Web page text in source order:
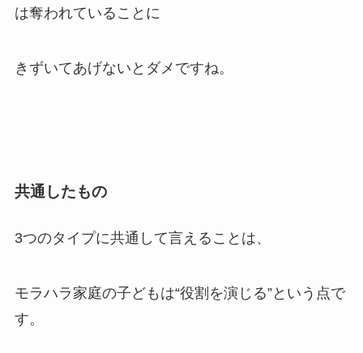
は奪われていることに
きずいてあげないとダメですね。
共通したもの
3つのタイプに共通して言えることは、
モラハラ家庭の子どもは“役割を演じる”という点で
す。